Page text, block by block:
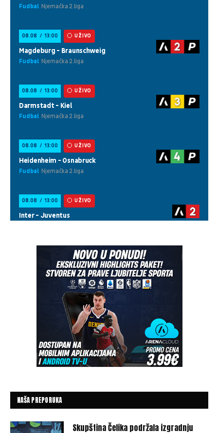
NAŠA PREPORUKA
Skupština Čelika podržala izgradnju